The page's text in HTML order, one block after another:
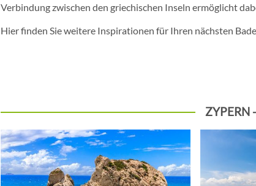
Verbindung zwischen den griechischen Inseln ermöglicht
Hier finden Sie weitere Inspirationen für Ihren nächsten
ZYPERN